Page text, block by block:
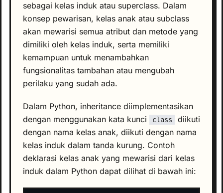
sebagai kelas induk atau superclass. Dalam
konsep pewarisan, kelas anak atau subclass
akan mewarisi semua atribut dan metode yang
dimiliki oleh kelas induk, serta memiliki
kemampuan untuk menambahkan
fungsionalitas tambahan atau mengubah
perilaku yang sudah ada.
Dalam Python, inheritance diimplementasikan
dengan menggunakan kata kunci
class
diikuti
dengan nama kelas anak, diikuti dengan nama
kelas induk dalam tanda kurung. Contoh
deklarasi kelas anak yang mewarisi dari kelas
induk dalam Python dapat dilihat di bawah ini: